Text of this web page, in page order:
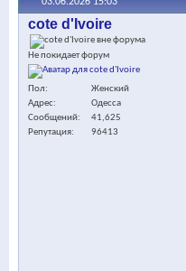
cote d'Ivoire
Не покидает форум
Пол
Женский
Адрес
Одесса
Сообщений
41,625
Репутация
96413